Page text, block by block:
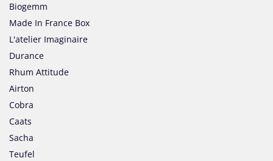
Biogemm
Made In France Box
L'atelier Imaginaire
Durance
Rhum Attitude
Airton
Cobra
Caats
Sacha
Teufel